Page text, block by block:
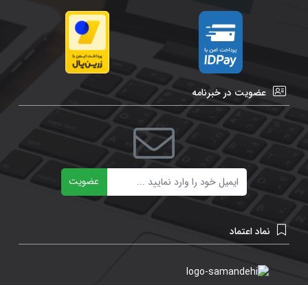
عضویت در خبرنامه
عضویت
نماد اعتماد